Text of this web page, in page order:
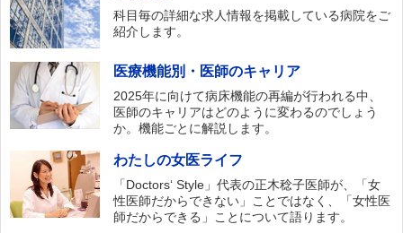
科目毎の詳細な求人情報を掲載している病院をご
紹介します。
医療機能別・医師のキャリア
2025年に向けて病床機能の再編が行われる中、
医師のキャリアはどのように変わるのでしょう
か。機能ごとに解説します。
わたしの女医ライフ
「Doctors‘ Style」代表の正木稔子医師が、「女
性医師だからできない」ことではなく、「女性医
師だからできる」ことについて語ります。